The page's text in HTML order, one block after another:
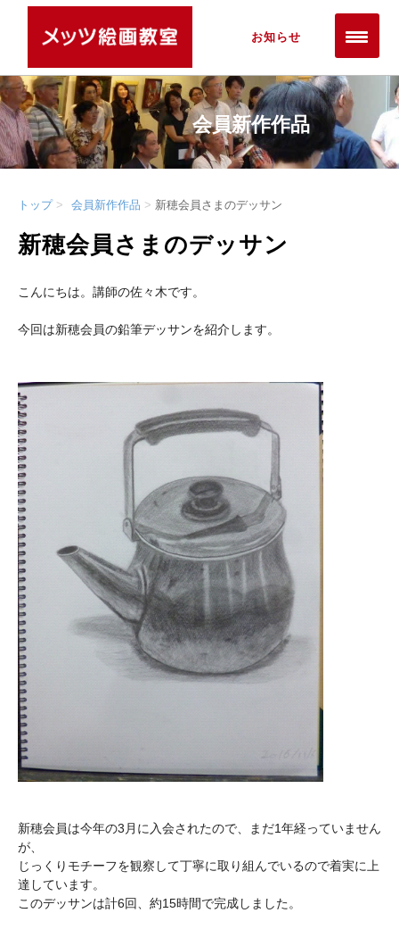
お知らせ
会員新作作品
トップ 会員新作作品 新穂会員さまのデッサン
新穂会員さまのデッサン
こんにちは。講師の佐々木です。
今回は新穂会員の鉛筆デッサンを紹介します。
新穂会員は今年の3月に入会されたので、まだ1年経っていません
が、
じっくりモチーフを観察して丁寧に取り組んでいるので着実に上
達しています。
このデッサンは計6回、約15時間で完成しました。